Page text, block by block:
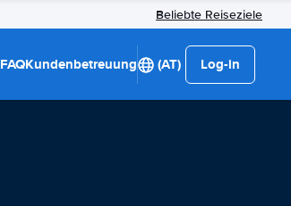
Beliebte Reiseziele
FAQKundenbetreuung (AT) Log-in